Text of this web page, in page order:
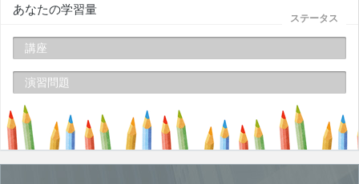
ステータス
あなたの学習量
講座
演習問題